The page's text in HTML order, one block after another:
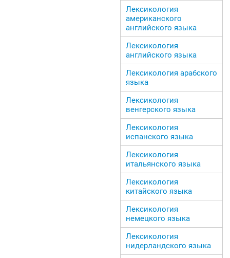
Лексикология
американского
английского языка
Лексикология
английского языка
Лексикология арабского
языка
Лексикология
венгерского языка
Лексикология
испанского языка
Лексикология
итальянского языка
Лексикология
китайского языка
Лексикология
немецкого языка
Лексикология
нидерландского языка